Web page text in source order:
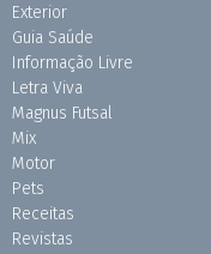
Exterior
Guia Saúde
Informação Livre
Letra Viva
Magnus Futsal
Mix
Motor
Pets
Receitas
Revistas